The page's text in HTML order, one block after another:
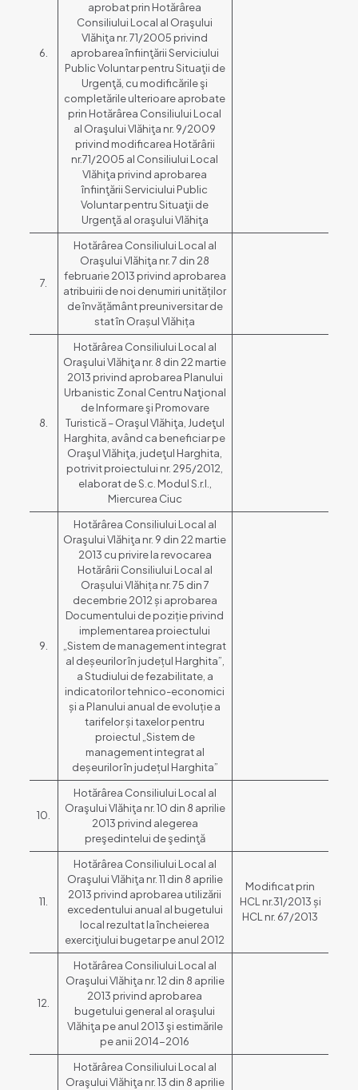
6.
aprobat prin Hotărârea
Consiliului Local al Oraşului
Vlăhiţa nr. 71/2005 privind
aprobarea înfiinţării Serviciului
Public Voluntar pentru Situaţii de
Urgenţă, cu modificările şi
completările ulterioare aprobate
prin Hotărârea Consiliului Local
al Oraşului Vlăhiţa nr. 9/2009
privind modificarea Hotărârii
nr.71/2005 al Consiliului Local
Vlăhiţa privind aprobarea
înfiinţării Serviciului Public
Voluntar pentru Situaţii de
Urgenţă al oraşului Vlăhiţa
7.
Hotărârea Consiliului Local al
Oraşului Vlăhiţa nr. 7 din 28
februarie 2013 privind aprobarea
atribuirii de noi denumiri unităților
de învățământ preuniversitar de
stat în Orașul Vlăhița
8.
Hotărârea Consiliului Local al
Oraşului Vlăhiţa nr. 8 din 22 martie
2013 privind aprobarea Planului
Urbanistic Zonal Centru Naţional
de Informare şi Promovare
Turistică – Oraşul Vlăhiţa, Judeţul
Harghita, având ca beneficiar pe
Oraşul Vlăhiţa, judeţul Harghita,
potrivit proiectului nr. 295/2012,
elaborat de S.c. Modul S.r.l.,
Miercurea Ciuc
9.
Hotărârea Consiliului Local al
Oraşului Vlăhiţa nr. 9 din 22 martie
2013 cu privire la revocarea
Hotărârii Consiliului Local al
Orașului Vlăhița nr. 75 din 7
decembrie 2012 și aprobarea
Documentului de poziție privind
implementarea proiectului
„Sistem de management integrat
al deșeurilor în județul Harghita”,
a Studiului de fezabilitate, a
indicatorilor tehnico-economici
și a Planului anual de evoluție a
tarifelor și taxelor pentru
proiectul „Sistem de
management integrat al
deșeurilor în județul Harghita”
10.
Hotărârea Consiliului Local al
Oraşului Vlăhiţa nr. 10 din 8 aprilie
2013 privind alegerea
preşedintelui de şedinţă
11.
Hotărârea Consiliului Local al
Oraşului Vlăhiţa nr. 11 din 8 aprilie
2013 privind aprobarea utilizării
excedentului anual al bugetului
local rezultat la încheierea
exerciţiului bugetar pe anul 2012
Modificat prin
HCL nr.31/2013 și
HCL nr. 67/2013
12.
Hotărârea Consiliului Local al
Oraşului Vlăhiţa nr. 12 din 8 aprilie
2013 privind aprobarea
bugetului general al oraşului
Vlăhiţa pe anul 2013 şi estimările
pe anii 2014-2016
Hotărârea Consiliului Local al
Oraşului Vlăhiţa nr. 13 din 8 aprilie